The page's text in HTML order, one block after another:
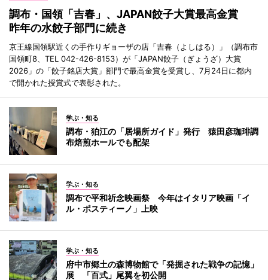
調布・国領「吉春」、JAPAN餃子大賞最高金賞
昨年の水餃子部門に続き
京王線国領駅近くの手作りギョーザの店「吉春（よしはる）」（調布市
国領町8、TEL 042-426-8153）が「JAPAN餃子（ぎょうざ）大賞
2026」の「餃子銘店大賞」部門で最高金賞を受賞し、7月24日に都内
で開かれた授賞式で表彰された。
学ぶ・知る
調布・狛江の「居場所ガイド」発行 猿田彦珈琲調
布焙煎ホールでも配架
学ぶ・知る
調布で平和祈念映画祭 今年はイタリア映画「イ
ル・ポスティーノ」上映
学ぶ・知る
府中市郷土の森博物館で「発掘された戦争の記憶」
展 「百式」尾翼を初公開